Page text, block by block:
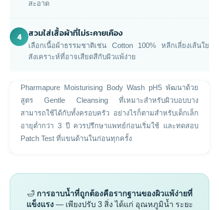
สะอาด
4 สวมใส่เสื้อผ้าที่ไม่ระคายเคือง
เลือกเนื้อผ้าธรรมชาติเช่น Cotton 100% หลีกเลี่ยงเส้นใย
สังเคราะห์ที่อาจเสียดสีกับผิวแพ้ง่าย
Pharmapure Moisturising Body Wash pH5 พัฒนาด้วย
สูตร Gentle Cleansing ที่เหมาะสำหรับผิวบอบบาง
สามารถใช้ได้กับทั้งครอบครัว อย่างไรก็ตามสำหรับเด็กเล็ก
อายุต่ำกว่า 3 ปี ควรปรึกษาแพทย์ก่อนเริ่มใช้ และทดสอบ
Patch Test ที่แขนด้านในก่อนทุกครั้ง
🛁 การอาบน้ำที่ถูกต้องคือรากฐานของผิวแพ้ง่ายที่
แข็งแรง— เพียงปรับ 3 สิ่ง ได้แก่ อุณหภูมิน้ำ ระยะ